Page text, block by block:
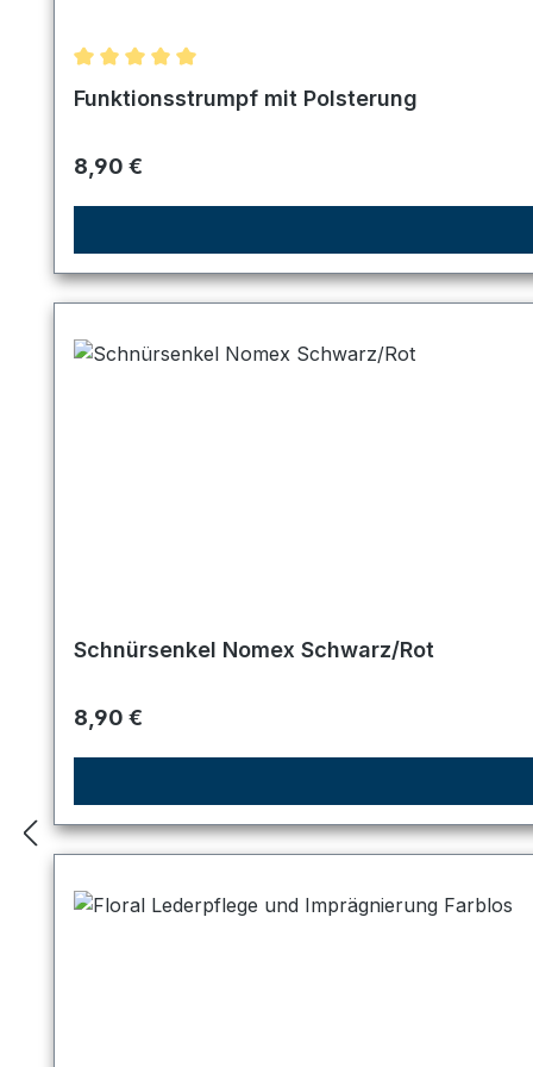
Durchschnittliche Bewertung von 5 von 5 Sternen
Funktionsstrumpf mit Polsterung
Regulärer Preis:
8,90 €
Schnürsenkel Nomex Schwarz/Rot
Regulärer Preis:
8,90 €